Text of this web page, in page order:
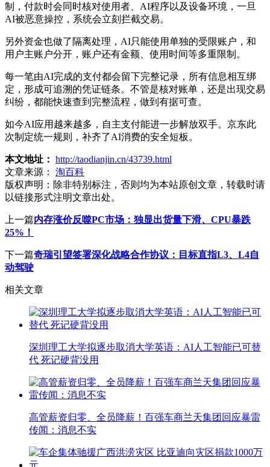
制，付款时会同时核对使用者、AI程序以及设备环境，一旦
AI被恶意操控，系统会立刻拦截交易。
另外资金也做了隔离处理，AI只能使用单独的受限账户，和
用户主账户分开，账户还有金额、使用时间等多重限制。
每一笔由AI完成的支付都会留下完整记录，所有信息相互绑
定，形成可追溯的凭证链条。不管是核对账单，还是出现交易
纠纷，都能快速查到完整流程，做到有据可查。
如今AI应用越来越多，自主支付能进一步解放双手。京东此
次制定统一规则，补齐了AI消费的安全短板。
本文地址： http://taodianjin.cn/43739.html
文章来源：
淘百科
版权声明： 除非特别标注，否则均为本站原创文章，转载时请
以链接形式注明文章出处。
上一篇内存涨价反噬PC市场：独显出货量下滑、CPU暴跌
25%！
下一篇奇瑞引望签署深化战略合作协议：目标直指L3、L4自
动驾驶
相关文章
深圳理工大学拟逐步取消大学英语：AI人工智能已可替
代 死记硬背没用
高管薪资归零、全员降薪！百强车商兰天集团回应暴雷
传闻：消息不实